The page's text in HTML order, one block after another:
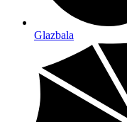
Glazbala